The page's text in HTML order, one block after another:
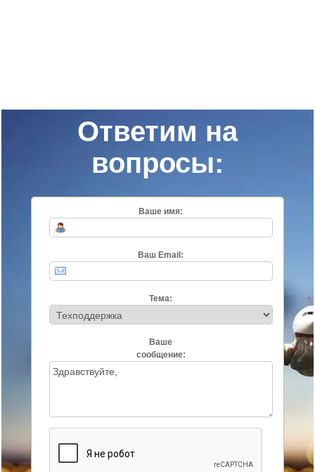
Ответим на
вопросы:
Ваше имя:
Ваш Email:
Тема:
Ваше
сообщение: